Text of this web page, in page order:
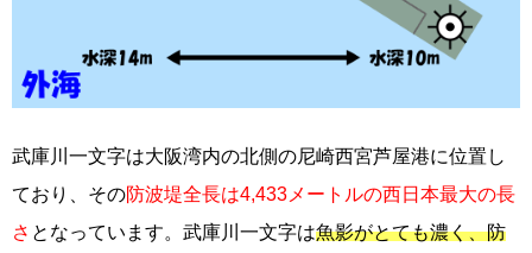
武庫川一文字は大阪湾内の北側の尼崎西宮芦屋港に位置し
ており、その防波堤全長は4,433メートルの西日本最大の長
さ となっています。武庫川一文字は魚影がとても濃く、防